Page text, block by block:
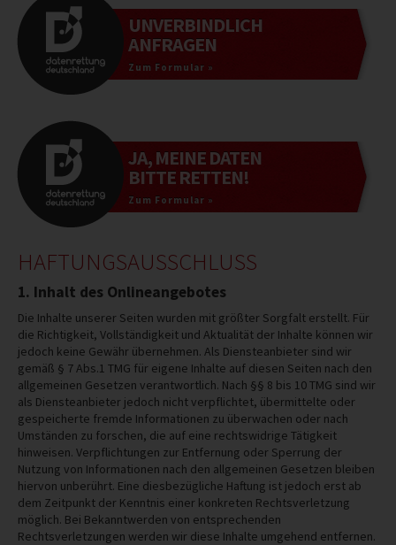
UNVERBINDLICH
ANFRAGEN
Zum Formular »
JA, MEINE DATEN
BITTE RETTEN!
Zum Formular »
HAFTUNGSAUSSCHLUSS
1. Inhalt des Onlineangebotes
Die Inhalte unserer Seiten wurden mit größter Sorgfalt erstellt. Für
die Richtigkeit, Vollständigkeit und Aktualität der Inhalte können wir
jedoch keine Gewähr übernehmen. Als Diensteanbieter sind wir
gemäß § 7 Abs.1 TMG für eigene Inhalte auf diesen Seiten nach den
allgemeinen Gesetzen verantwortlich. Nach §§ 8 bis 10 TMG sind wir
als Diensteanbieter jedoch nicht verpflichtet, übermittelte oder
gespeicherte fremde Informationen zu überwachen oder nach
Umständen zu forschen, die auf eine rechtswidrige Tätigkeit
hinweisen. Verpflichtungen zur Entfernung oder Sperrung der
Nutzung von Informationen nach den allgemeinen Gesetzen bleiben
hiervon unberührt. Eine diesbezügliche Haftung ist jedoch erst ab
dem Zeitpunkt der Kenntnis einer konkreten Rechtsverletzung
möglich. Bei Bekanntwerden von entsprechenden
Rechtsverletzungen werden wir diese Inhalte umgehend entfernen.